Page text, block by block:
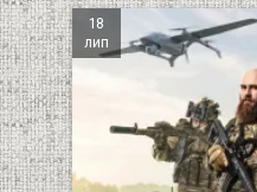
18
лип